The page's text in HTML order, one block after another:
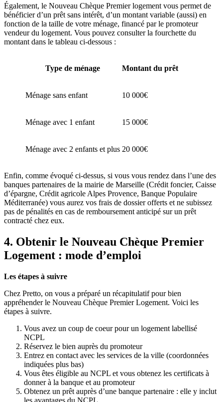
Également, le Nouveau Chèque Premier logement vous permet de
bénéficier d’un prêt sans intérêt, d’un montant variable (aussi) en
fonction de la taille de votre ménage, financé par le promoteur
vendeur du logement. Vous pouvez consulter la fourchette du
montant dans le tableau ci-dessous :
Type de ménage Montant du prêt
Ménage sans enfant 10 000€
Ménage avec 1 enfant 15 000€
Ménage avec 2 enfants et plus 20 000€
Enfin, comme évoqué ci-dessus, si vous vous rendez dans l’une des
banques partenaires de la mairie de Marseille (Crédit foncier, Caisse
d’épargne, Crédit agricole Alpes Provence, Banque Populaire
Méditerranée) vous aurez vos frais de dossier offerts et ne subissez
pas de pénalités en cas de remboursement anticipé sur un prêt
contracté chez eux.
4. Obtenir le Nouveau Chèque Premier
Logement : mode d’emploi
Les étapes à suivre
Chez Pretto, on vous a préparé un récapitulatif pour bien
appréhender le Nouveau Chèque Premier Logement. Voici les
étapes à suivre.
Vous avez un coup de coeur pour un logement labellisé
NCPL
Réservez le bien auprès du promoteur
Entrez en contact avec les services de la ville (coordonnées
indiquées plus bas)
Vous êtes éligible au NCPL et vous obtenez les certificats à
donner à la banque et au promoteur
Obtenez un prêt auprès d’une banque partenaire : elle y inclut
les avantages du NCPL